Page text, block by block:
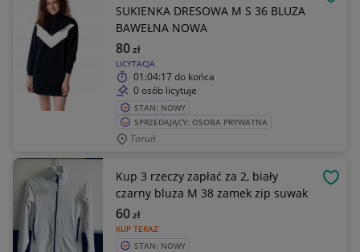
SUKIENKA DRESOWA M S 36 BLUZA
BAWEŁNA NOWA
LICYTACJA
80zł
01:04:17do końca
0 osób licytuje
STAN: NOWY
SPRZEDAJĄCY: OSOBA PRYWATNA
Toruń
Kup 3 rzeczy zapłać za 2, biały
czarny bluza M 38 zamek zip suwak
KUP TERAZ
60zł
STAN: NOWY